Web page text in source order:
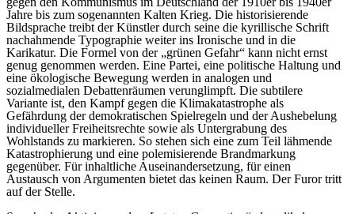
Jahre bis zum sogenannten Kalten Krieg. Die historisierende
Bildsprache treibt der Künstler durch seine die kyrillische Schrift
nachahmende Typographie weiter ins Ironische und in die
Karikatur. Die Formel von der „grünen Gefahr“ kann nicht ernst
genug genommen werden. Eine Partei, eine politische Haltung und
eine ökologische Bewegung werden in analogen und
sozialmedialen Debattenräumen verunglimpft. Die subtilere
Variante ist, den Kampf gegen die Klimakatastrophe als
Gefährdung der demokratischen Spielregeln und der Aushebelung
individueller Freiheitsrechte sowie als Untergrabung des
Wohlstands zu markieren. So stehen sich eine zum Teil lähmende
Katastrophierung und eine polemisierende Brandmarkung
gegenüber. Für inhaltliche Auseinandersetzung, für einen
Austausch von Argumenten bietet das keinen Raum. Der Furor tritt
auf der Stelle.